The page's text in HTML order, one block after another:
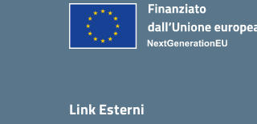
Link Esterni